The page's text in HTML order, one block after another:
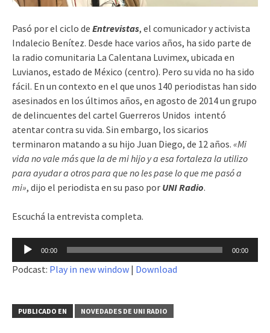
Pasó por el ciclo de Entrevistas, el comunicador y activista
Indalecio Benítez. Desde hace varios años, ha sido parte de
la radio comunitaria La Calentana Luvimex, ubicada en
Luvianos, estado de México (centro). Pero su vida no ha sido
fácil. En un contexto en el que unos 140 periodistas han sido
asesinados en los últimos años, en agosto de 2014 un grupo
de delincuentes del cartel Guerreros Unidos intentó
atentar contra su vida. Sin embargo, los sicarios
terminaron matando a su hijo Juan Diego, de 12 años. «Mi
vida no vale más que la de mi hijo y a esa fortaleza la utilizo
para ayudar a otros para que no les pase lo que me pasó a
mi», dijo el periodista en su paso por UNI Radio.
Escuchá la entrevista completa.
Reproductor
audio
00:00 00:00
Podcast: Play in new window | Download
PUBLICADO EN NOVEDADES DE UNI RADIO